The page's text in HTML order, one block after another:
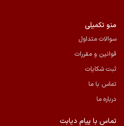
منو تکمیلی
سوالات متداول
قوانین و مقررات
ثبت شکایات
تماس با ما
درباره ما
تماس با پیام دیابت